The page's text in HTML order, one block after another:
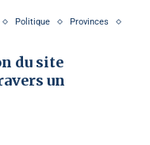
Politique
Provinces
du site
un